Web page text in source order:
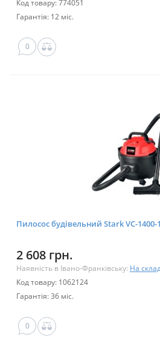
Код товару: 774051
Гарантія: 12 міс.
0
Пилосос будівельний Stark VC-1400-
2 608 грн.
Наявність в Івано-Франківську: На
Код товару: 1062124
Гарантія: 36 міс.
0